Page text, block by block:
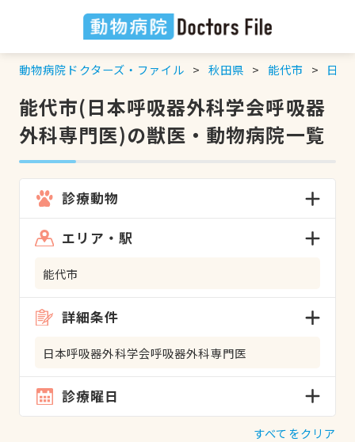
動物病院ドクターズ・ファイル 秋田県 能代市 日本
能代市(日本呼吸器外科学会呼吸器
外科専門医)の獣医・動物病院一覧
診療動物
エリア・駅
能代市
詳細条件
日本呼吸器外科学会呼吸器外科専門医
診療曜日
すべてをクリア